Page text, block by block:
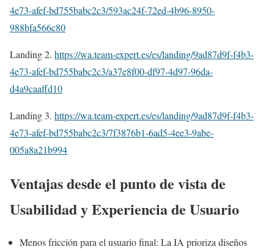
4e73-afef-bd755babc2c3/593ac24f-72ed-4b96-8950-
988bfa566c80
Landing 2. https://wa.team-expert.es/es/landing/9ad87d9f-f4b3-
4e73-afef-bd755babc2c3/a37e8f00-df97-4d97-96da-
d4a9caaffd10
Landing 3. https://wa.team-expert.es/es/landing/9ad87d9f-f4b3-
4e73-afef-bd755babc2c3/7f3876b1-6ad5-4ee3-9abe-
005a8a21b994
Ventajas desde el punto de vista de
Usabilidad y Experiencia de Usuario
Menos fricción para el usuario final: La IA prioriza diseños